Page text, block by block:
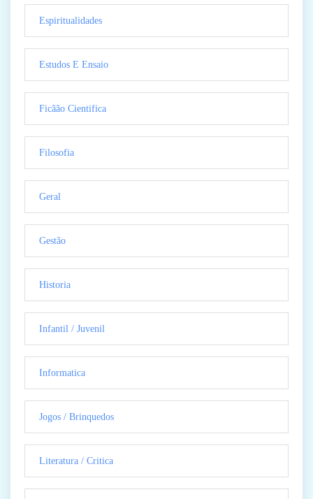
Espiritualidades
Estudos E Ensaio
Ficãão Cientifica
Filosofia
Geral
Gestão
Historia
Infantil / Juvenil
Informatica
Jogos / Brinquedos
Literatura / Critica